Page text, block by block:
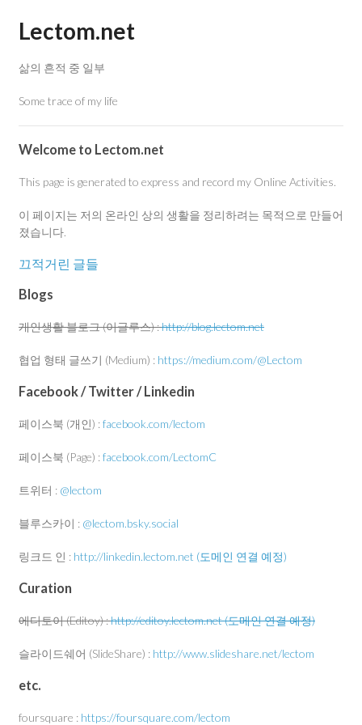
Lectom.net
삶의 흔적 중 일부
Some trace of my life
Welcome to Lectom.net
This page is generated to express and record my Online Activities.
이 페이지는 저의 온라인 상의 생활을 정리하려는 목적으로 만들어
졌습니다.
끄적거린 글들
Blogs
개인생활 블로그 (이글루스) :http://blog.lectom.net
협업 형태 글쓰기 (Medium) : https://medium.com/@Lectom
Facebook / Twitter / Linkedin
페이스북 (개인) :facebook.com/lectom
페이스북 (Page) :facebook.com/LectomC
트위터 : @lectom
블루스카이 : @lectom.bsky.social
링크드 인 : http://linkedin.lectom.net (도메인 연결 예정)
Curation
에디토이 (Editoy) :http://editoy.lectom.net (도메인 연결 예정)
슬라이드쉐어 (SlideShare) : http://www.slideshare.net/lectom
etc.
foursquare : https://foursquare.com/lectom